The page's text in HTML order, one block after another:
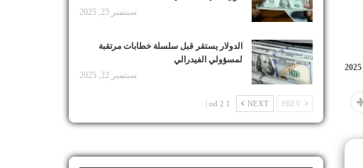
سبتمبر 23, 2025
الدولار يستقر قبل سلسلة خطابات مرتقبة
لمسؤولي الفيدرالي
سبتمبر 22, 2025
NEXT
1 od 2 |